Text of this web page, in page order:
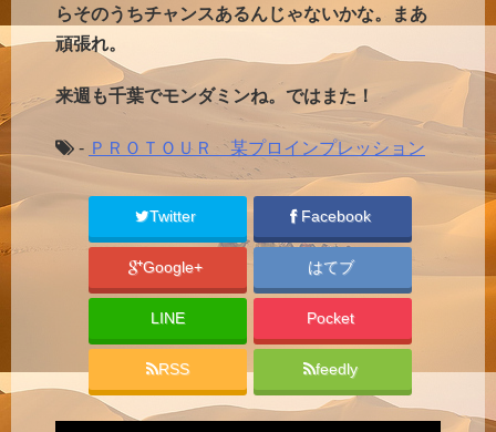
らそのうちチャンスあるんじゃないかな。まあ
頑張れ。
来週も千葉でモンダミンね。ではまた！
- ＰＲＯＴＯＵＲ 某プロインプレッション
Twitter Facebook
Google+ はてブ
LINE Pocket
RSS feedly